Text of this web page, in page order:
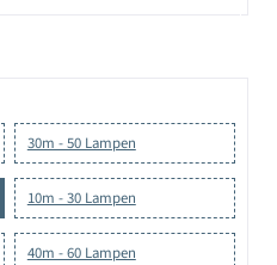
30m - 50 Lampen
10m - 30 Lampen
40m - 60 Lampen